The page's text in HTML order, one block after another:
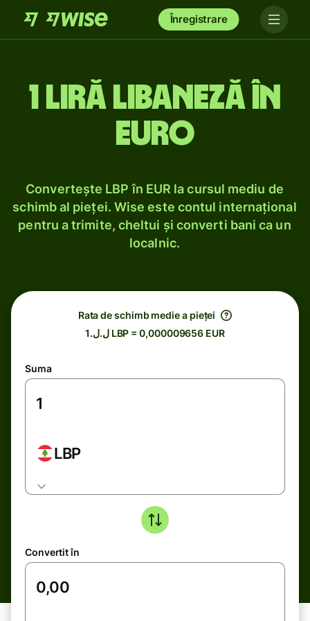
Înregistrare
1 liră libaneză în
euro
Convertește LBP în EUR la cursul mediu de
schimb al pieței. Wise este contul internațional
pentru a trimite, cheltui și converti bani ca un
localnic.
Rata de schimb medie a pieței
ل.ل.1 LBP = 0,000009656 EUR
Suma
LBP
Convertit în